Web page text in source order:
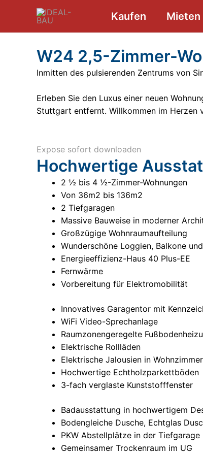
springen
Kaufen Mieten
W24 2,5-Zimmer-
Inmitten des pulsierenden Zentrums von
Erleben Sie den Luxus einer neuen
Stuttgart entfernt. Willkommen im Herzen
Expose sofort downloaden
Hochwertige
2 ½ bis 4 ½-Zimmer-Wohnungen
Von 36m2 bis 136m2
2 Tiefgaragen
Massive Bauweise in moderner
Großzügige Wohnraumaufteilung
Wunderschöne Loggien, Balkone
Energieeffizienz-Haus 40 Plus-EE
Fernwärme
Vorbereitung für Elektromobilität
Innovatives Garagentor mit
WiFi Video-Sprechanlage
Raumzonengeregelte
Elektrische Rollläden
Elektrische Jalousien in
Hochwertige Echtholzparkettböden
3-fach verglaste Kunststofffenster
Badausstattung in hochwertigem
Bodengleiche Dusche, Echtglas
PKW Abstellplätze in der Tiefgarage
Gemeinsamer Trockenraum im UG